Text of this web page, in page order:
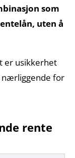
som
uten å
er usikkerhet
nærliggende for
rente